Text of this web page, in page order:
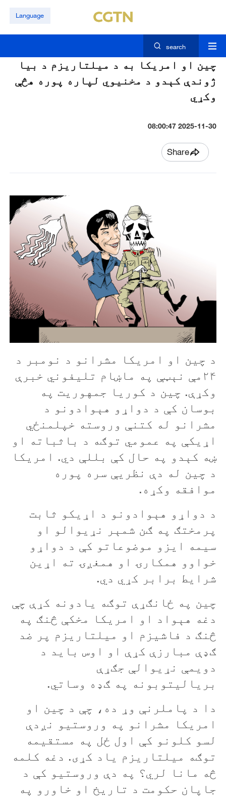
Language
search
چين او امريکا به د ميلتاريزم د بيا
ژوندې کېدو د مخنيوي لپاره پوره هڅې
وکړي
2025-11-30 08:00:47
Share
د چين او امريکا مشرانو د نومبر د
۲۴مې نېټې په ماښام تليفوني خبرې
وکړې. چين د کوريا جمهوريت په
بوسان کې د دواړو هېوادونو د
مشرانو له کتنې وروسته خپلمنځي
اړيکې په عمومي توګه د باثباته او
ښه کېدو په حال کې بللې دي. امريکا
د چين له دې نظريې سره پوره
موافقه وکړه.
د دواړو هېوادونو د اړيکو ثابت
پرمختګ په ګن شمېر نړيوالو او
سيمه ايزو موضوعاتو کې د دواړو
خواوو همکارۍ او همغږۍ ته اړين
شرايط برابر کړي دي.
چين په ځانګړې توګه يادونه کړې چې
دغه هېواد او امريکا مخکې څنګ په
څنګ د فاشيزم او ميلتاريزم پر ضد
ګډې مبارزې کړې او اوس بايد د
دويمې نړيوالې جګړې
برياليتوبونه په ګډه وساتي.
دا د پاملرنې وړ ده، چې د چين او
امريکا مشرانو په وروستيو نږدې
لسو کلونو کې اول ځل په مستقيمه
توګه ميلتاريزم ياد کړی. دغه کلمه
څه مانا لري؟ په دې وروستيو کې د
جاپان حکومت د تاريخ او خاورو په